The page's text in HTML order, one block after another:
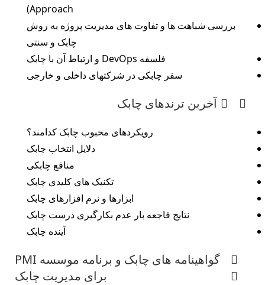
Approach)
بررسی شباهت ها و تفاوت های مدیریت پروژه به روش
چابک و سنتی
فلسفه DevOps و ارتباط آن با چابک
سفر چابکی در شرکتهای داخلی و خارجی
آخربن ترندهای چابک
رویکردهای محبوب چابک کدامند؟
دلایل انتخاب چابک
منافع چابکی
تکنیک های کلیدی چابک
ابزارها و نرم افزارهای چابک
نتایج فاجعه بار عدم بکارگیری درست چابک
آینده چابک
گواهینامه های چابک و برنامه موسسه PMI
برای مدیریت چابک